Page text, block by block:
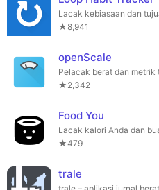
Lacak kebiasaan dan
★8,941
openScale
★2,342
Food You
Lacak kalori Anda dan
★479
trale